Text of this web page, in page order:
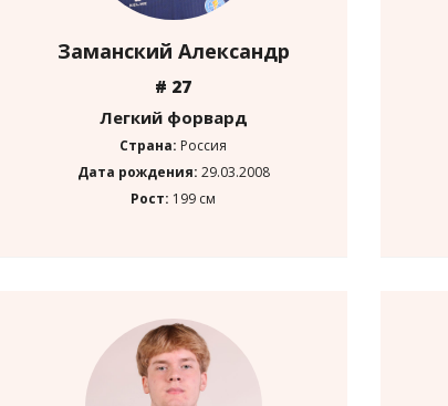
Заманский Александр
# 27
Легкий форвард
Страна: Россия
Дата рождения: 29.03.2008
Рост: 199 см